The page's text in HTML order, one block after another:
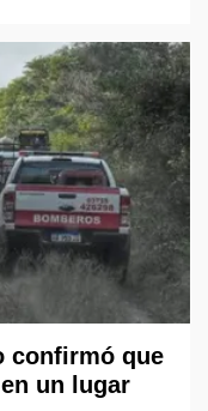
confirmó que
un lugar